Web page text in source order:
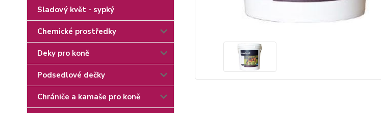
Sladový květ - sypký
Chemické prostředky
Deky pro koně
Podsedlové dečky
Chrániče a kamaše pro koně